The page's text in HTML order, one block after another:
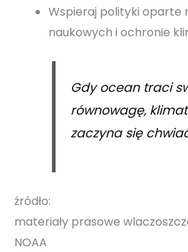
Wspieraj polityki oparte
naukowych i ochronie
Gdy ocean traci
równowagę,
zaczyna się
źródło:
materiały prasowe
NOAA